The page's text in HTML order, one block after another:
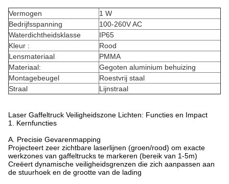
Vermogen
1 W
Bedrijfsspanning
100-260V AC
Waterdichtheidsklasse
IP65
Kleur :
Rood
Lensmateriaal
PMMA
Materiaal:
Gegoten aluminium behuizing
Montagebeugel
Roestvrij staal
Straal
Lijnstraal
Laser Gaffeltruck Veiligheidszone Lichten: Functies en Impact
1. Kernfuncties
A. Precisie Gevarenmapping
Projecteert zeer zichtbare laserlijnen (groen/rood) om exacte
werkzones van gaffeltrucks te markeren (bereik van 1-5m)
Creëert dynamische veiligheidsgrenzen die zich aanpassen aan
de stuurhoek en de grootte van de lading